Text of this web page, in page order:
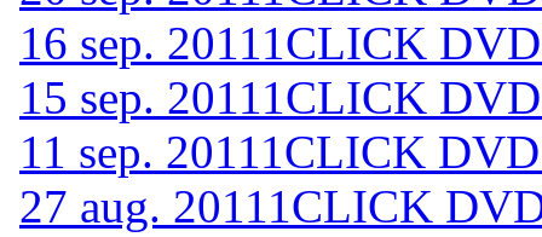
16 sep. 20111CLICK
15 sep. 20111CLICK
11 sep. 20111CLICK
27 aug. 20111CLICK